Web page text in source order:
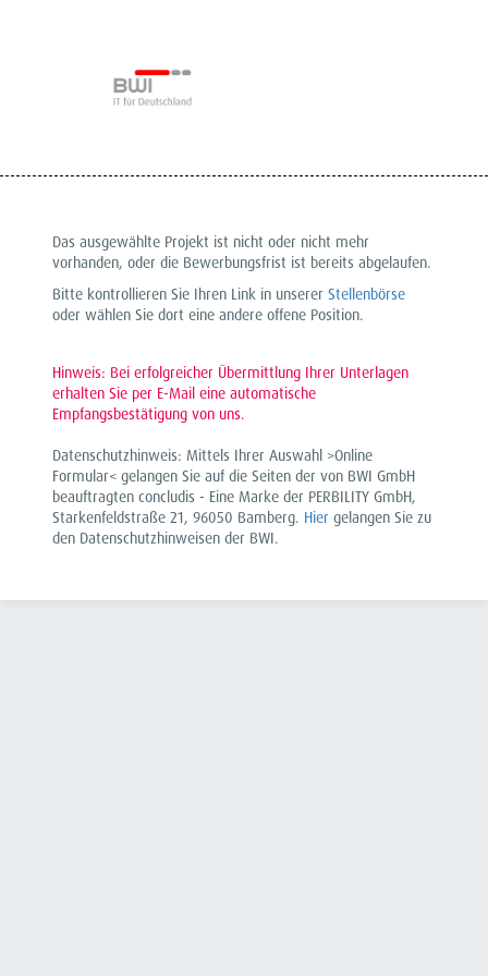
Das ausgewählte Projekt ist nicht oder nicht mehr
vorhanden, oder die Bewerbungsfrist ist bereits abgelaufen.
Bitte kontrollieren Sie Ihren Link in unserer Stellenbörse
oder wählen Sie dort eine andere offene Position.
Hinweis: Bei erfolgreicher Übermittlung Ihrer Unterlagen
erhalten Sie per E-Mail eine automatische
Empfangsbestätigung von uns.
Datenschutzhinweis: Mittels Ihrer Auswahl >Online
Formular< gelangen Sie auf die Seiten der von BWI GmbH
beauftragten concludis - Eine Marke der PERBILITY GmbH,
Starkenfeldstraße 21, 96050 Bamberg. Hier gelangen Sie zu
den Datenschutzhinweisen der BWI.